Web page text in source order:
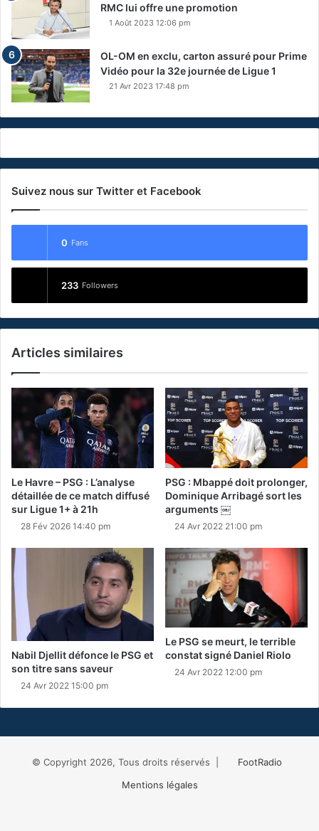
RMC lui offre une promotion
1 Août 2023 12:06 pm
OL-OM en exclu, carton assuré pour Prime
Vidéo pour la 32e journée de Ligue 1
21 Avr 2023 17:48 pm
Suivez nous sur Twitter et Facebook
0 Fans
233 Followers
Articles similaires
Le Havre – PSG : L’analyse
détaillée de ce match diffusé
sur Ligue 1+ à 21h
28 Fév 2026 14:40 pm
PSG : Mbappé doit prolonger,
Dominique Arribagé sort les
arguments ￼
24 Avr 2022 21:00 pm
Nabil Djellit défonce le PSG et
son titre sans saveur
24 Avr 2022 15:00 pm
Le PSG se meurt, le terrible
constat signé Daniel Riolo
24 Avr 2022 12:00 pm
© Copyright 2026, Tous droits réservés |
FootRadio
Mentions légales